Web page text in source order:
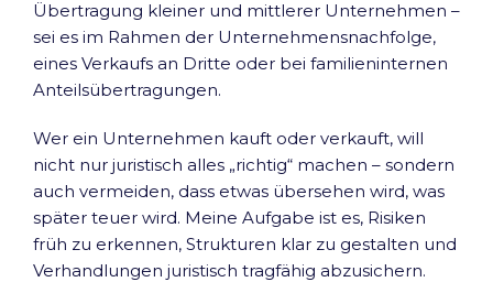
Übertragung kleiner und mittlerer Unternehmen –
sei es im Rahmen der Unternehmensnachfolge,
eines Verkaufs an Dritte oder bei familieninternen
Anteilsübertragungen.
Wer ein Unternehmen kauft oder verkauft, will
nicht nur juristisch alles „richtig“ machen – sondern
auch vermeiden, dass etwas übersehen wird, was
später teuer wird. Meine Aufgabe ist es, Risiken
früh zu erkennen, Strukturen klar zu gestalten und
Verhandlungen juristisch tragfähig abzusichern.